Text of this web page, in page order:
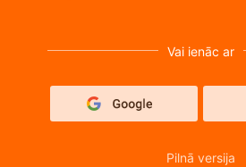
Vai ienāc ar
Pilnā versija